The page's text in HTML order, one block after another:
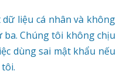
liệu cá nhân và không
Chúng tôi không chịu
dùng sai mật khẩu nếu